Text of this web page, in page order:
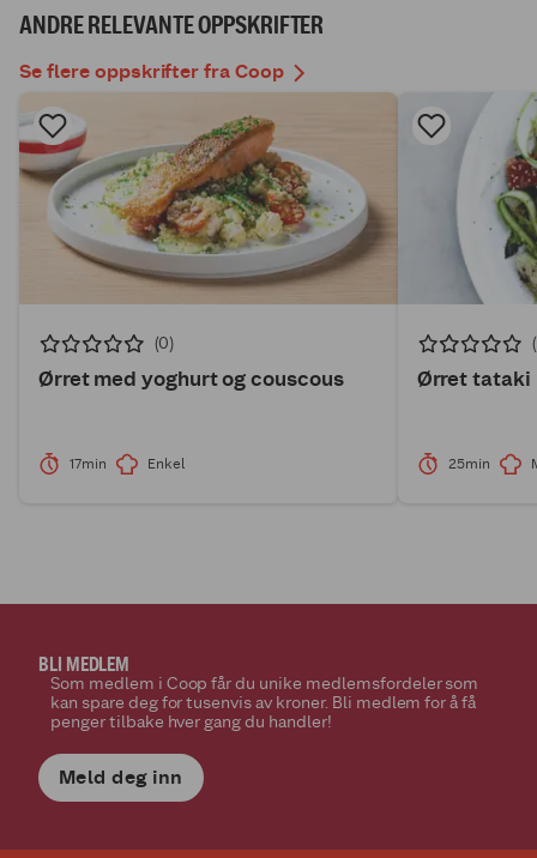
ANDRE RELEVANTE OPPSKRIFTER
Se flere oppskrifter fra Coop
(0)
Ørret med yoghurt og couscous
17min Enkel
Ørret tataki
25min
BLI MEDLEM
Som medlem i Coop får du unike medlemsfordeler som
kan spare deg for tusenvis av kroner. Bli medlem for å få
penger tilbake hver gang du handler!
Meld deg inn